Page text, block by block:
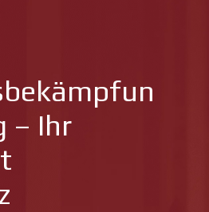
– Ihr